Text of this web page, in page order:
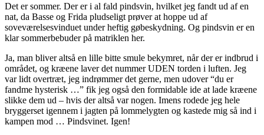
Det er sommer. Der er i al fald pindsvin, hvilket jeg fandt ud af en
nat, da Basse og Frida pludseligt prøver at hoppe ud af
soveværelsesvinduet under heftig gøbeskydning. Og pindsvin er en
klar sommerbebuder på matriklen her.
Ja, man bliver altså en lille bitte smule bekymret, når der er indbrud i
området, og kræene laver det nummer UDEN torden i luften. Jeg
var lidt overtræt, jeg indrømmer det gerne, men udover “du er
fandme hysterisk …” fik jeg også den formidable ide at lade kræene
slikke dem ud – hvis der altså var nogen. Imens rodede jeg hele
bryggerset igennem i jagten på lommelygten og kastede mig så ind i
kampen mod … Pindsvinet. Igen!